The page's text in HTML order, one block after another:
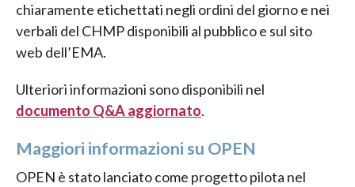
chiaramente etichettati negli ordini del giorno e nei
verbali del CHMP disponibili al pubblico e sul sito
web dell’EMA.
Ulteriori informazioni sono disponibili nel
documento Q&A aggiornato.
Maggiori informazioni su OPEN
OPEN è stato lanciato come progetto pilota nel